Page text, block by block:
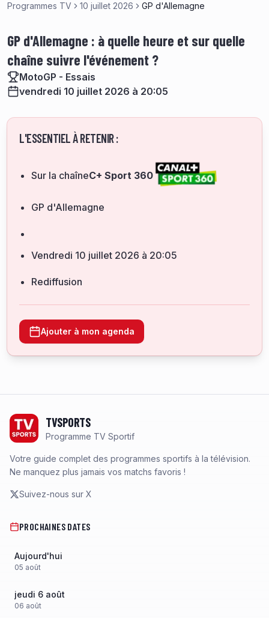
Programmes TV 10 juillet 2026 GP d'Allemagne
GP d'Allemagne : à quelle heure et sur quelle
chaîne suivre l'événement ?
MotoGP - Essais
vendredi 10 juillet 2026 à 20:05
L'ESSENTIEL À RETENIR :
Sur la chaîneC+ Sport 360
GP d'Allemagne
vendredi 10 juillet 2026 à 20:05
Rediffusion
Ajouter à mon agenda
TVSPORTS
Programme TV Sportif
Votre guide complet des programmes sportifs à la télévision.
Ne manquez plus jamais vos matchs favoris !
Suivez-nous sur X
PROCHAINES DATES
Aujourd'hui
05 août
jeudi 6 août
06 août